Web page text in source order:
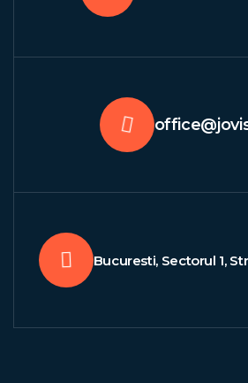
Bucuresti, Sectorul 1,